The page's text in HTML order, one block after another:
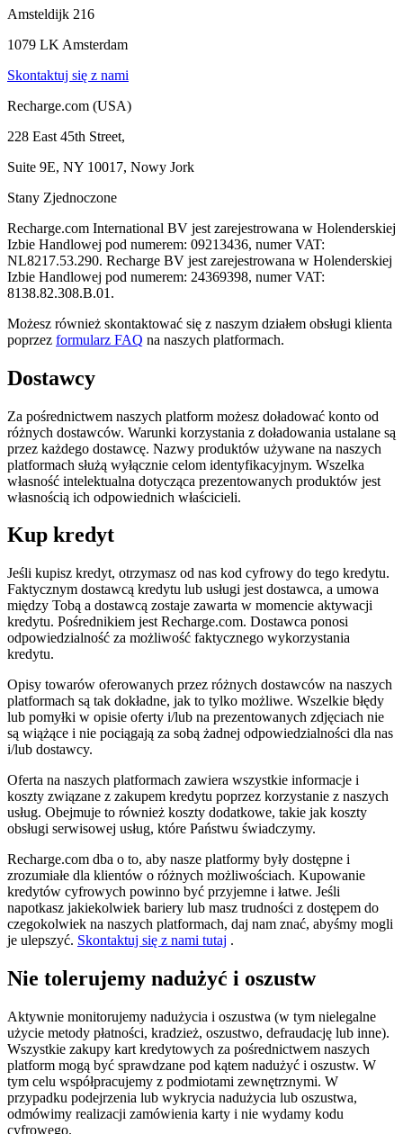
Amsteldijk 216
1079 LK Amsterdam
Skontaktuj się z nami
Recharge.com (USA)
228 East 45th Street,
Suite 9E, NY 10017, Nowy Jork
Stany Zjednoczone
Recharge.com International BV jest zarejestrowana w Holenderskiej
Izbie Handlowej pod numerem: 09213436, numer VAT:
NL8217.53.290. Recharge BV jest zarejestrowana w Holenderskiej
Izbie Handlowej pod numerem: 24369398, numer VAT:
8138.82.308.B.01.
Możesz również skontaktować się z naszym działem obsługi klienta
poprzez formularz FAQ na naszych platformach.
Dostawcy
Za pośrednictwem naszych platform możesz doładować konto od
różnych dostawców. Warunki korzystania z doładowania ustalane są
przez każdego dostawcę. Nazwy produktów używane na naszych
platformach służą wyłącznie celom identyfikacyjnym. Wszelka
własność intelektualna dotycząca prezentowanych produktów jest
własnością ich odpowiednich właścicieli.
Kup kredyt
Jeśli kupisz kredyt, otrzymasz od nas kod cyfrowy do tego kredytu.
Faktycznym dostawcą kredytu lub usługi jest dostawca, a umowa
między Tobą a dostawcą zostaje zawarta w momencie aktywacji
kredytu. Pośrednikiem jest Recharge.com. Dostawca ponosi
odpowiedzialność za możliwość faktycznego wykorzystania
kredytu.
Opisy towarów oferowanych przez różnych dostawców na naszych
platformach są tak dokładne, jak to tylko możliwe. Wszelkie błędy
lub pomyłki w opisie oferty i/lub na prezentowanych zdjęciach nie
są wiążące i nie pociągają za sobą żadnej odpowiedzialności dla nas
i/lub dostawcy.
Oferta na naszych platformach zawiera wszystkie informacje i
koszty związane z zakupem kredytu poprzez korzystanie z naszych
usług. Obejmuje to również koszty dodatkowe, takie jak koszty
obsługi serwisowej usług, które Państwu świadczymy.
Recharge.com dba o to, aby nasze platformy były dostępne i
zrozumiałe dla klientów o różnych możliwościach. Kupowanie
kredytów cyfrowych powinno być przyjemne i łatwe. Jeśli
napotkasz jakiekolwiek bariery lub masz trudności z dostępem do
czegokolwiek na naszych platformach, daj nam znać, abyśmy mogli
je ulepszyć. Skontaktuj się z nami tutaj .
Nie tolerujemy nadużyć i oszustw
Aktywnie monitorujemy nadużycia i oszustwa (w tym nielegalne
użycie metody płatności, kradzież, oszustwo, defraudację lub inne).
Wszystkie zakupy kart kredytowych za pośrednictwem naszych
platform mogą być sprawdzane pod kątem nadużyć i oszustw. W
tym celu współpracujemy z podmiotami zewnętrznymi. W
przypadku podejrzenia lub wykrycia nadużycia lub oszustwa,
odmówimy realizacji zamówienia karty i nie wydamy kodu
cyfrowego.